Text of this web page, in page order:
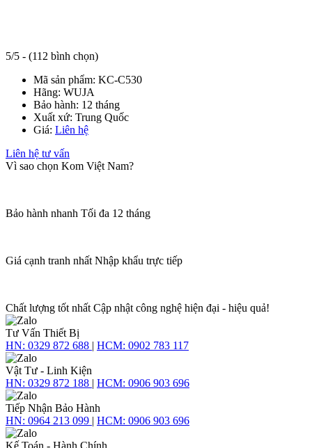
5/5 - (112 bình chọn)
Mã sản phẩm: KC-C530
Hãng: WUJA
Bảo hành: 12 tháng
Xuất xứ: Trung Quốc
Giá: Liên hệ
Liên hệ tư vấn
Vì sao chọn Kom Việt Nam?
Bảo hành nhanh Tối đa 12 tháng
Giá cạnh tranh nhất Nhập khẩu trực tiếp
Chất lượng tốt nhất Cập nhật công nghệ hiện đại - hiệu quả!
Tư Vấn Thiết Bị
HN: 0329 872 688 | HCM: 0902 783 117
Vật Tư - Linh Kiện
HN: 0329 872 188 | HCM: 0906 903 696
Tiếp Nhận Bảo Hành
HN: 0964 213 099 | HCM: 0906 903 696
Kế Toán - Hành Chính